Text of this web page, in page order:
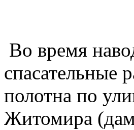
Во время
спасательные
полотна по
Житомира